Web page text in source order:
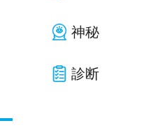
神秘
診断